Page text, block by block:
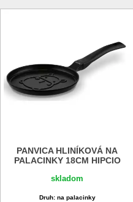
PANVICA HLINÍKOVÁ NA
PALACINKY 18CM HIPCIO
skladom
Druh: na palacinky